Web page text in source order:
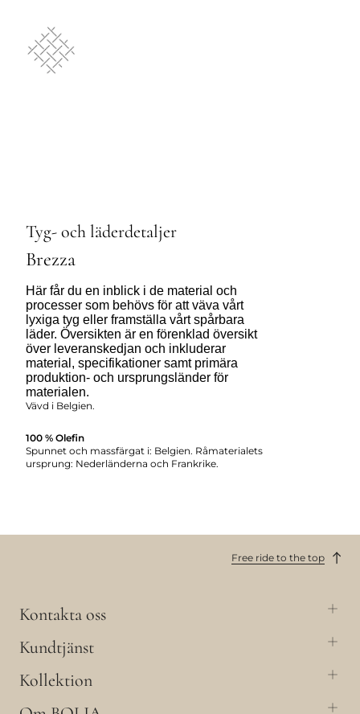
Tyg- och läderdetaljer
Brezza
Här får du en inblick i de material och
processer som behövs för att väva vårt
lyxiga tyg eller framställa vårt spårbara
läder. Översikten är en förenklad översikt
över leveranskedjan och inkluderar
material, specifikationer samt primära
produktion- och ursprungsländer för
materialen.
Vävd i Belgien.
100 % Olefin
Spunnet och massfärgat i: Belgien. Råmaterialets
ursprung: Nederländerna och Frankrike.
Free ride to the top
Kontakta oss
Kundtjänst
Kollektion